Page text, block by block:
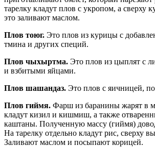
тарелку кладут плов с укропом, а сверху
это заливают маслом.
Плов тоюг. Это плов из курицы с
тмина и других специй.
Плов чыхыртма. Это плов из цыплят с
и взбитыми яйцами.
Плов шашандаз. Это плов с яичницей,
Плов гиймя. Фарш из баранины жарят в
кладут кизил и кишмиш, а также
каштаны. Полученную массу (гиймя)
На тарелку отдельно кладут рис, сверху
Заливают маслом и посыпают корицей.